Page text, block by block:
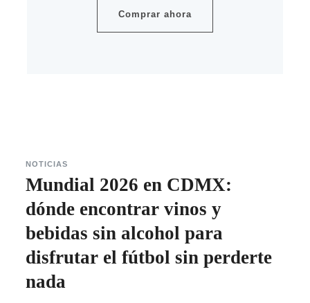
Comprar ahora
NOTICIAS
Mundial 2026 en CDMX:
dónde encontrar vinos y
bebidas sin alcohol para
disfrutar el fútbol sin perderte
nada